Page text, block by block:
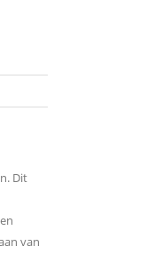
Dit
van